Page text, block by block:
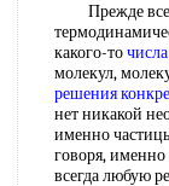
Прежде
какого-точисла
молекул,
решения
нет никакой
именно
говоря, именно
всегда любую